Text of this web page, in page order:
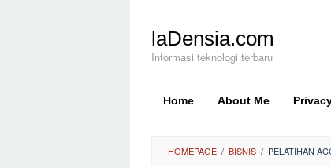
kontenlaDensia.com
Informasi teknologi terbaru
Home About Me
HOMEPAGE / BISNIS / PELATIHAN